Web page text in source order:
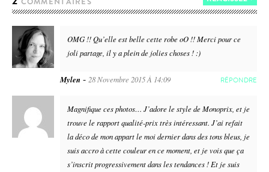
OMG !! Qu’elle est belle cette robe oO !! Merci pour ce
joli partage, il y a plein de jolies choses ! :)
Mylen - 28 Novembre 2015 À 14:09 RÉPONDRE
Magnifique ces photos… J’adore le style de Monoprix, et je
trouve le rapport qualité-prix très intéressant. J’ai refait
la déco de mon appart le moi dernier dans des tons bleus, je
suis accro à cette couleur en ce moment, et je vois que ça
s’inscrit progressivement dans les tendances ! Et je suis